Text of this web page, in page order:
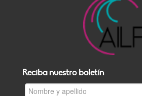
Reciba nuestro boletín